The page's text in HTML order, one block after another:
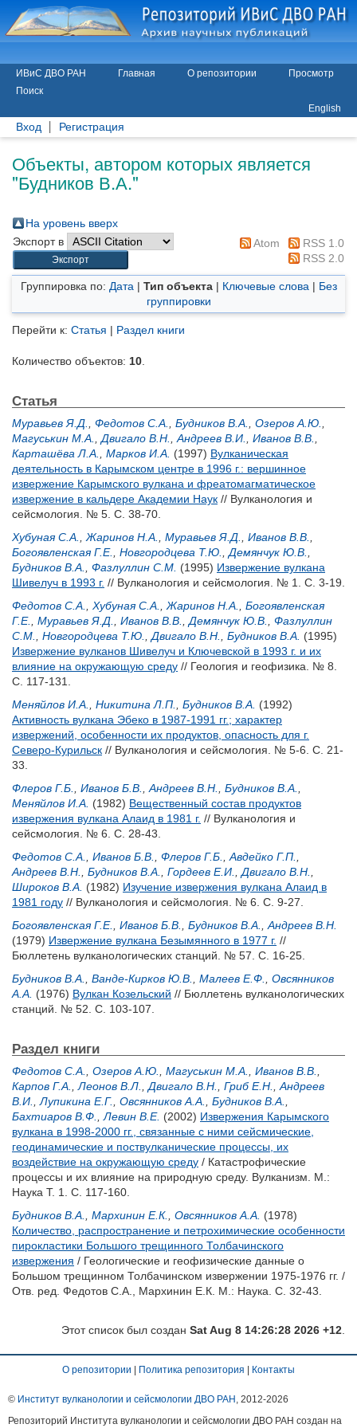
ИВиС ДВО РАН Главная О репозитории
Просмотр
Поиск
English
Вход Регистрация
Объекты, автором которых является
"Будников В.А."
На уровень вверх
Экспорт в
Atom
RSS 1.0
RSS 2.0
Группировка по: Дата | Тип объекта| Ключевые слова | Без
группировки
Перейти к: Статья | Раздел книги
Количество объектов: 10
Статья
Муравьев Я.Д. Федотов С.А. Будников В.А. Озеров А.Ю.
Магуськин М.А.
Двигало В.Н. Андреев В.И. Иванов В.В.
Карташёва Л.А.
Марков И.А. (1997) Вулканическая
деятельность в Карымском центре в 1996 г.: вершинное
извержение Карымского вулкана и фреатомагматическое
извержение в кальдере Академии Наук // Вулканология и
сейсмология. № 5. С. 38-70.
Хубуная С.А.
Жаринов Н.А. Муравьев Я.Д. Иванов В.В.
Богоявленская Г.Е.
Новгородцева Т.Ю. Демянчук Ю.В.
Будников В.А.
Фазлуллин С.М. (1995) Извержение вулкана
Шивелуч в 1993 г. // Вулканология и сейсмология. № 1. С. 3-19.
Федотов С.А.
Хубуная С.А. Жаринов Н.А.
Богоявленская
Г.Е.
Муравьев Я.Д. Иванов В.В. Демянчук Ю.В.
Фазлуллин
С.М.
Новгородцева Т.Ю. Двигало В.Н. Будников В.А. (1995)
Извержение вулканов Шивелуч и Ключевской в 1993 г. и их
влияние на окружающую среду // Геология и геофизика. № 8.
С. 117-131.
Меняйлов И.А.
Никитина Л.П. Будников В.А. (1992)
Активность вулкана Эбеко в 1987-1991 гг.; характер
извержений, особенности их продуктов, опасность для г.
Северо-Курильск // Вулканология и сейсмология. № 5-6. С. 21-
33.
Флеров Г.Б.
Иванов Б.В. Андреев В.Н. Будников В.А.
Меняйлов И.А. (1982) Вещественный состав продуктов
извержения вулкана Алаид в 1981 г. // Вулканология и
сейсмология. № 6. С. 28-43.
Федотов С.А.
Иванов Б.В. Флеров Г.Б. Авдейко Г.П.
Андреев В.Н.
Будников В.А. Гордеев Е.И. Двигало В.Н.
Широков В.А. (1982) Изучение извержения вулкана Алаид в
1981 году // Вулканология и сейсмология. № 6. С. 9-27.
Богоявленская Г.Е.
Иванов Б.В. Будников В.А.
Андреев В.Н.
(1979) Извержение вулкана Безымянного в 1977 г. //
Бюллетень вулканологических станций. № 57. С. 16-25.
Будников В.А.
Ванде-Кирков Ю.В. Малеев Е.Ф.
Овсянников
А.А. (1976) Вулкан Козельский // Бюллетень вулканологических
станций. № 52. С. 103-107.
Раздел книги
Федотов С.А. Озеров А.Ю. Магуськин М.А. Иванов В.В.
Карпов Г.А.
Леонов В.Л. Двигало В.Н. Гриб Е.Н.
Андреев
В.И.
Лупикина Е.Г. Овсянников А.А. Будников В.А.
Бахтиаров В.Ф.
Левин В.Е. (2002) Извержения Карымского
вулкана в 1998-2000 гг., связанные с ними сейсмические,
геодинамические и поствулканические процессы, их
воздействие на окружающую среду / Катастрофические
процессы и их влияние на природную среду. Вулканизм. М.:
Наука Т. 1. С. 117-160.
Будников В.А.
Мархинин Е.К. Овсянников А.А. (1978)
Количество, распространение и петрохимические особенности
пирокластики Большого трещинного Толбачинского
извержения / Геологические и геофизические данные о
Большом трещинном Толбачинском извержении 1975-1976 гг. /
Отв. ред. Федотов С.А. Мархинин Е.К. М.: Наука. С. 32-43.
Этот список был создан Sat Aug 8 14:26:28 2026 +12
О репозитории Политика репозитория Контакты
© Институт вулканологии и сейсмологии ДВО РАН , 2012-2026
Репозиторий Института вулканологии и сейсмологии ДВО РАН создан на